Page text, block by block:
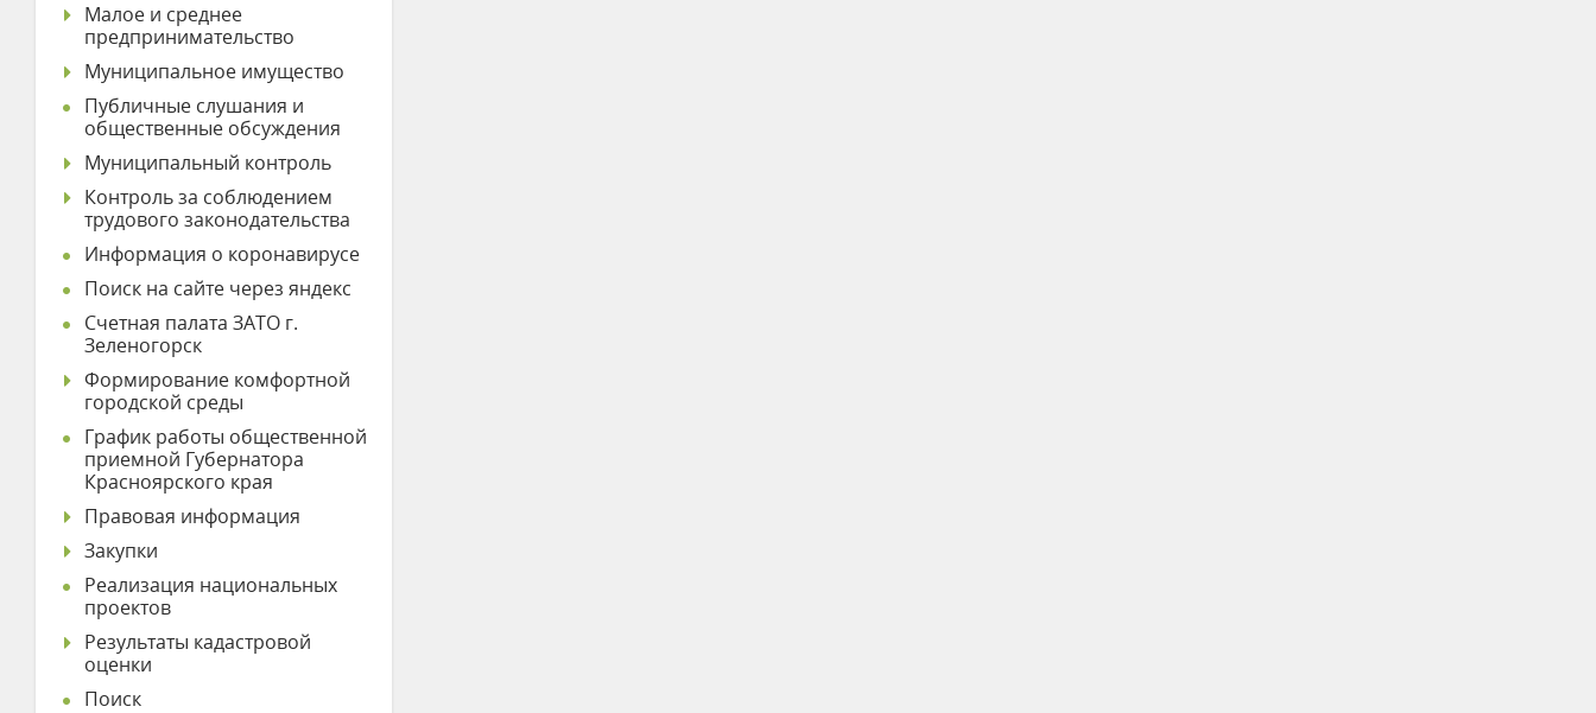
Малое и среднее
предпринимательство
Муниципальное имущество
Публичные слушания и
общественные обсуждения
Муниципальный контроль
Контроль за соблюдением
трудового законодательства
Информация о коронавирусе
Поиск на сайте через яндекс
Счетная палата ЗАТО г.
Зеленогорск
Формирование комфортной
городской среды
График работы общественной
приемной Губернатора
Красноярского края
Правовая информация
Закупки
Реализация национальных
проектов
Результаты кадастровой
оценки
Поиск